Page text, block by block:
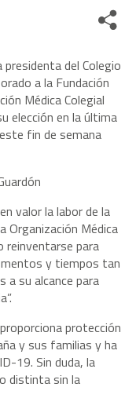
Share
presidenta del Colegio
a la Fundación
Médica Colegial
elección en la última
fin de semana
valor la labor de la
Organización Médica
reinventarse para
y tiempos tan
su alcance para
protección
y sus familias y ha
19. Sin duda, la
distinta sin la